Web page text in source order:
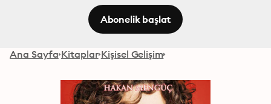
Abonelik başlat
Ana Sayfa Kitaplar Kişisel Gelişim